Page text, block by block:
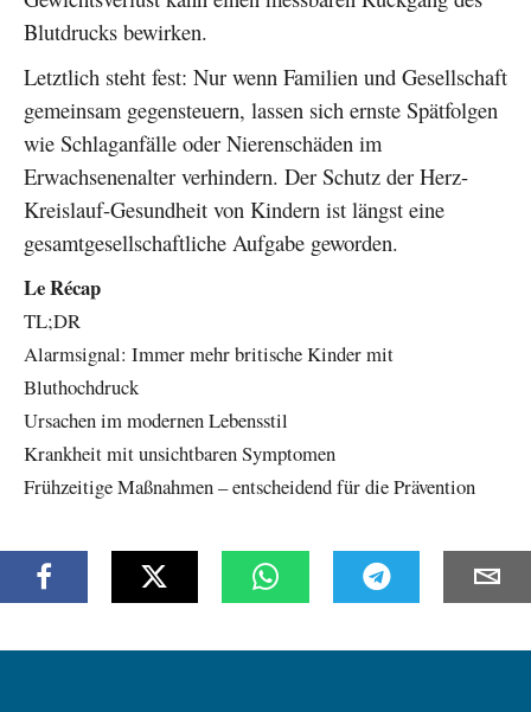
Blutdrucks bewirken.
Letztlich steht fest: Nur wenn Familien und Gesellschaft
gemeinsam gegensteuern, lassen sich ernste Spätfolgen
wie Schlaganfälle oder Nierenschäden im
Erwachsenenalter verhindern. Der Schutz der Herz-
Kreislauf-Gesundheit von Kindern ist längst eine
gesamtgesellschaftliche Aufgabe geworden.
Le Récap
TL;DR
Alarmsignal: Immer mehr britische Kinder mit
Bluthochdruck
Ursachen im modernen Lebensstil
Krankheit mit unsichtbaren Symptomen
Frühzeitige Maßnahmen – entscheidend für die Prävention